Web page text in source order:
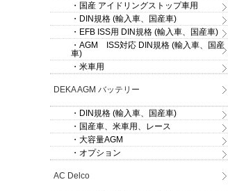
・国産 アイドリングストップ車用
・DIN規格 (輸入車、国産車)
・EFB ISS用 DIN規格 (輸入車、国産車)
・AGM ISS対応 DIN規格 (輸入車、国産
車)
・米車用
DEKA AGM バッテリー
・DIN規格 (輸入車、国産車)
・国産車、米車用、レース
・大容量AGM
・オプション
AC Delco